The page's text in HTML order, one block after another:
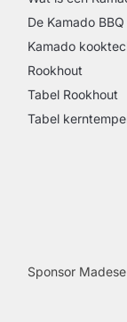
De Kamado
Kamado
Rookhout
Tabel Rookhout
Tabel
Sponsor